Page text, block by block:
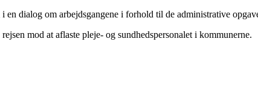
en dialog om arbejdsgangene i forhold til de administrative
mod at aflaste pleje- og sundhedspersonalet i kommunerne.